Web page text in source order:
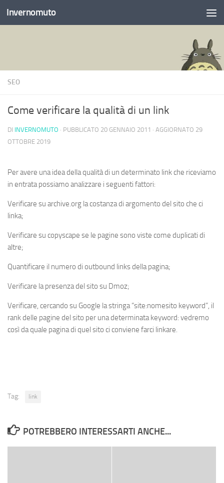
Salta al contenuto
Invernomuto
SEO
Come verificare la qualità di un link
DI INVERNOMUTO · PUBBLICATO 20 GENNAIO 2011 · AGGIORNATO 29
OTTOBRE 2019
Per avere una idea della qualità di un determinato link che riceviamo
in entrata possiamo analizzare i seguenti fattori:
Verificare su archive.org la costanza di argomento del sito che ci
linka;
Verificare su copyscape se le pagine sono viste come duplicati di
altre;
Quantificare il numero di outbound links della pagina;
Verificare la presenza del sito su Dmoz;
Verificare, cercando su Google la stringa “site:nomesito keyword”, il
rank delle pagine del sito per una determinata keyword: vedremo
così da quale pagina di quel sito ci conviene farci linkare.
Tag: link
POTREBBERO INTERESSARTI ANCHE...